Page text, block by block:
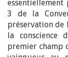
essentiellement
3 de la
préservation de
la conscience
premier champ